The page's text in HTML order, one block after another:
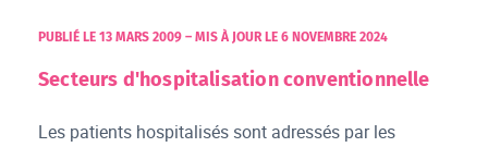
PUBLIÉ LE 13 MARS 2009 – MIS À JOUR LE 6 NOVEMBRE 2024
Secteurs d'hospitalisation conventionnelle
Les patients hospitalisés sont adressés par les